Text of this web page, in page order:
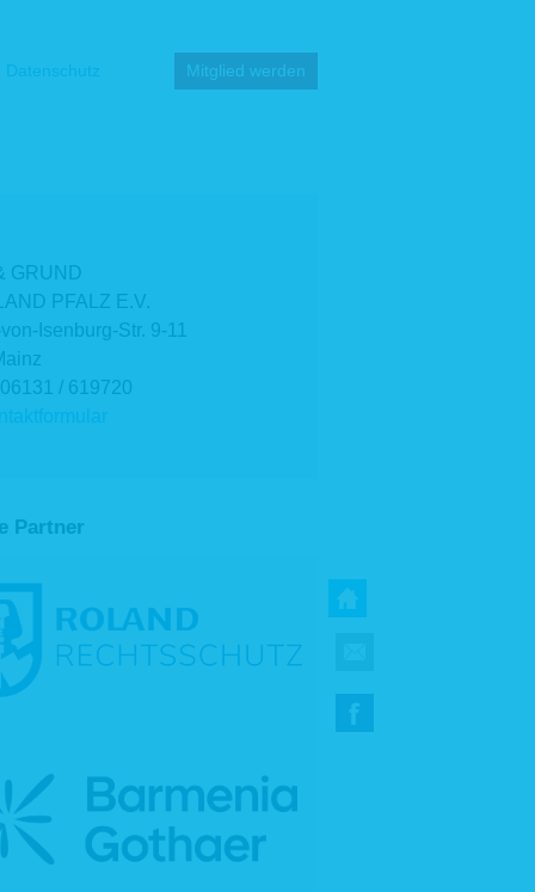
Datenschutz Mitglied werden
GRUND
PFALZ E.V.
Isenburg-Str. 9-11
/ 619720
Partner